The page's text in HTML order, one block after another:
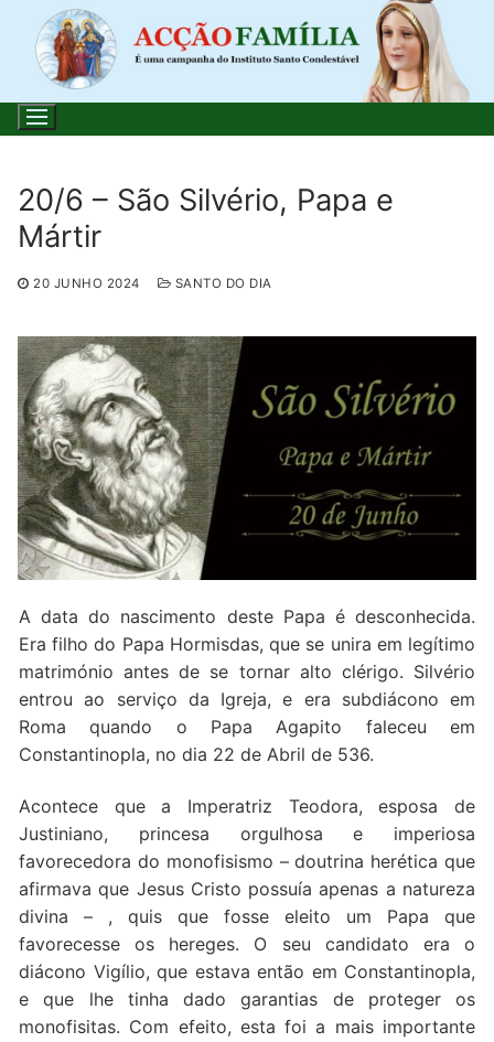
para
conteúdo
Pesquisar
por:
Loja
Blog
Santo do Dia
Quem somos nós
20/6 – São Silvério, Papa e
Mártir
20 JUNHO 2024 SANTO DO DIA
A data do nascimento deste Papa é desconhecida.
Era filho do Papa Hormisdas, que se unira em legítimo
matrimónio antes de se tornar alto clérigo. Silvério
entrou ao serviço da Igreja, e era subdiácono em
Roma quando o Papa Agapito faleceu em
Constantinopla, no dia 22 de Abril de 536.
Acontece que a Imperatriz Teodora, esposa de
Justiniano, princesa orgulhosa e imperiosa
favorecedora do monofisismo – doutrina herética que
afirmava que Jesus Cristo possuía apenas a natureza
divina – , quis que fosse eleito um Papa que
favorecesse os hereges. O seu candidato era o
diácono Vigílio, que estava então em Constantinopla,
e que lhe tinha dado garantias de proteger os
monofisitas. Com efeito, esta foi a mais importante